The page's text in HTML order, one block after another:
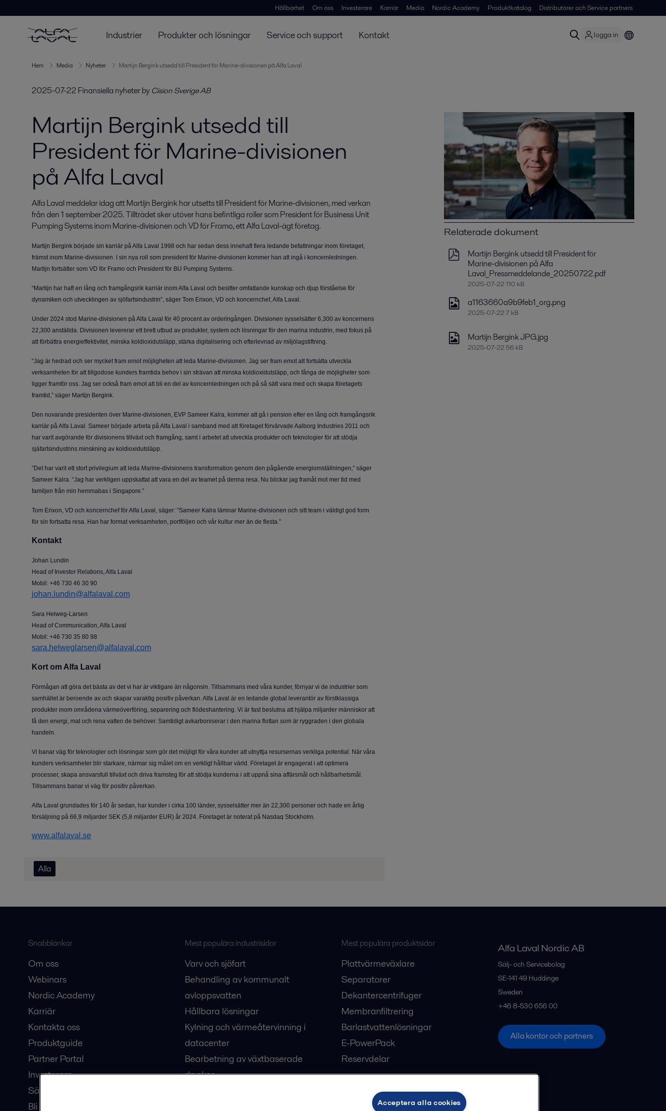
Hållbarhet Om oss Investerare Karriär Media Nordic Academy Produktkatalog Distributörer och Service partners
Industrier Produkter och lösningar Service och support Kontakt logga in
Hem Media Nyheter Martijn Bergink utsedd till President för Marine-divisionen på Alfa Laval
2025-07-22 Finansiella nyheterby Cision Sverige AB
Martijn Bergink utsedd till
President för Marine-divisionen
på Alfa Laval
Alfa Laval meddelar idag att Martijn Bergink har utsetts till President för Marine-divisionen, med verkan
från den 1 september 2025. Tillträdet sker utöver hans befintliga roller som President för Business Unit
Pumping Systems inom Marine-divisionen och VD för Framo, ett Alfa Laval-ägt företag.
Martijn Bergink började sin karriär på Alfa Laval 1998 och har sedan dess innehaft flera ledande befattningar inom företaget,
främst inom Marine-divisionen. I sin nya roll som president för Marine-divisionen kommer han att ingå i koncernledningen.
Martijn fortsätter som VD för Framo och President för BU Pumping Systems.
“Martijn har haft en lång och framgångsrik karriär inom Alfa Laval och besitter omfattande kunskap och djup förståelse för
dynamiken och utvecklingen av sjöfartsindustrin”, säger Tom Erixon, VD och koncernchef, Alfa Laval.
Under 2024 stod Marine-divisionen på Alfa Laval för 40 procent av orderingången. Divisionen sysselsätter 6,300 av koncernens
22,300 anställda. Divisionen levererar ett brett utbud av produkter, system och lösningar för den marina industrin, med fokus på
att förbättra energieffektivitet, minska koldioxidutsläpp, stärka digitalisering och efterlevnad av miljölagstiftning.
“Jag är hedrad och ser mycket fram emot möjligheten att leda Marine-divisionen. Jag ser fram emot att fortsätta utveckla
verksamheten för att tillgodose kunders framtida behov i sin strävan att minska koldioxidutsläpp, och fånga de möjligheter som
ligger framför oss. Jag ser också fram emot att bli en del av koncernledningen och på så sätt vara med och skapa företagets
framtid,” säger Martijn Bergink.
Den nuvarande presidenten över Marine-divisionen, EVP Sameer Kalra, kommer att gå i pension efter en lång och framgångsrik
karriär på Alfa Laval. Sameer började arbeta på Alfa Laval i samband med att företaget förvärvade Aalborg Industries 2011 och
har varit avgörande för divisionens tillväxt och framgång, samt i arbetet att utveckla produkter och teknologier för att stödja
sjäfartsindustrins minskning av koldioxidutsläpp.
”Det har varit ett stort privilegium att leda Marine-divisionens transformation genom den pågående energiomställningen,” säger
Sameer Kalra. “Jag har verkligen uppskattat att vara en del av teamet på denna resa. Nu blickar jag framåt mot mer tid med
familjen från min hemmabas i Singapore.”
Tom Erixon, VD och koncernchef för Alfa Laval, säger: “Sameer Kalra lämnar Marine-divisionen och sitt team i väldigt god form
för sin fortsatta resa. Han har format verksamheten, portföljen och vår kultur mer än de flesta.”
Kontakt
Johan Lundin
Head of Investor Relations, Alfa Laval
Mobil: +46 730 46 30 90
johan.lundin@alfalaval.com
Sara Helweg-Larsen
Head of Communication, Alfa Laval
Mobil: +46 730 35 80 98
sara.helweglarsen@alfalaval.com
Kort om Alfa Laval
Förmågan att göra det bästa av det vi har är viktigare än någonsin. Tillsammans med våra kunder, förnyar vi de industrier som
samhället är beroende av och skapar varaktig positiv påverkan. Alfa Laval är en ledande global leverantör av förstklassiga
produkter inom områdena värmeöverföring, separering och flödeshantering. Vi är fast beslutna att hjälpa miljarder människor att
få den energi, mat och rena vatten de behöver. Samtidigt avkarboniserar i den marina flottan som är ryggraden i den globala
handeln.
Vi banar väg för teknologier och lösningar som gör det möjligt för våra kunder att utnyttja resursernas verkliga potential. När våra
kunders verksamheter blir starkare, närmar sig målet om en verkligt hållbar värld. Företaget är engagerat i att optimera
processer, skapa ansvarsfull tillväxt och driva framsteg för att stödja kunderna i att uppnå sina affärsmål och hållbarhetsmål.
Tillsammans banar vi väg för positiv påverkan.
Alfa Laval grundades för 140 år sedan, har kunder i cirka 100 länder, sysselsätter mer än 22,300 personer och hade en årlig
försäljning på 66,9 miljarder SEK (5,8 miljarder EUR) år 2024. Företaget är noterat på Nasdaq Stockholm.
www.alfalaval.se
Alla
Relaterade dokument
Martijn Bergink utsedd till President för
Marine-divisionen på Alfa
Laval_Pressmeddelande_20250722.pdf
2025-07-22 110 kB
a1163660a9b9feb1_org.png
2025-07-22 7 kB
Martijn Bergink JPG.jpg
2025-07-22 56 kB
Snabblänkar
Om oss
Webinars
Nordic Academy
Karriär
Kontakta oss
Produktguide
Partner Portal
Investerare
Säkerhetsdatablad
Bli en partner
Mest populära industrisidor
Varv och sjöfart
Behandling av kommunalt
avloppsvatten
Hållbara lösningar
Kylning och värmeåtervinning i
datacenter
Bearbetning av växtbaserade
drycker
Mest populära produktsidor
Plattvärmeväxlare
Separatorer
Dekantercentrifuger
Membranfiltrering
Barlastvattenlösningar
E-PowerPack
Reservdelar
Alfa Laval Nordic AB
Sälj- och Servicebolag
SE-141 49 Huddinge
Sweden
+46 8-530 656 00
Alla kontor och partners
Acceptera alla cookies